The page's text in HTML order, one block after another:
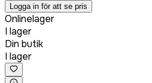
Logga in för att se pris
Onlinelager
I lager
Din butik
I lager